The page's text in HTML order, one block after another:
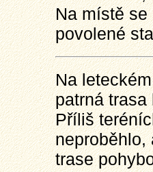
Na místě se
povolené
Na
patrná
Příliš
neproběhlo,
trase